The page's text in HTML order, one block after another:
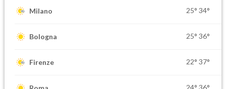
Milano 25° 34°
Bologna 25° 36°
Firenze 22° 37°